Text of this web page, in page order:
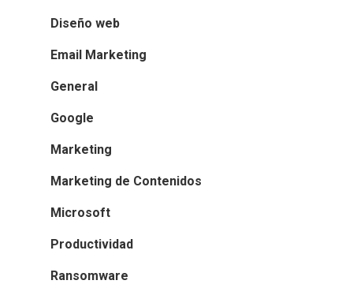
Diseño web
Email Marketing
General
Google
Marketing
Marketing de Contenidos
Microsoft
Productividad
Ransomware